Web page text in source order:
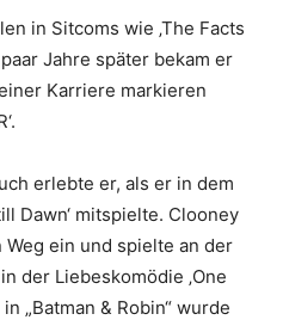
in Sitcoms wie ‚The Facts
paar Jahre später bekam er
Karriere markieren
erlebte er, als er in dem
Dawn‘ mitspielte. Clooney
ein und spielte an der
der Liebeskomödie ‚One
„Batman & Robin“ wurde